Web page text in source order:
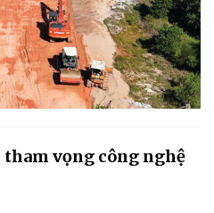
vọng công nghệ